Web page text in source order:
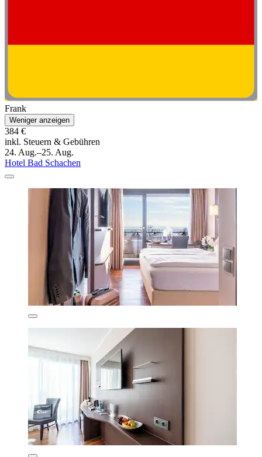
Frank
Weniger anzeigen
384 €
inkl. Steuern & Gebühren
24. Aug.–25. Aug.
Hotel Bad Schachen